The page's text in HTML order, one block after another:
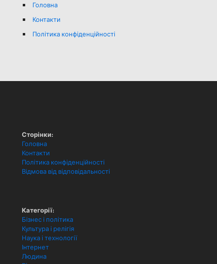
Головна
Контакти
Політика конфіденційності
Сторінки:
Головна
Контакти
Політика конфіденційності
Відмова від відповідальності
Категорії:
Бізнес і політика
Культура і релігія
Наука і технології
Інтернет
Людина